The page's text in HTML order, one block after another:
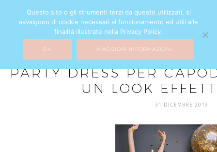
PARTY DRESS PER
UN LOOK
31 DICEMBRE 2019
Questo sito o gli strumenti terzi da questo utilizzati, si
avvalgono di cookie necessari al funzionamento ed utili alle
finalità illustrate nella Privacy Policy.
OK MAGGIORI INFORMAZIONI.